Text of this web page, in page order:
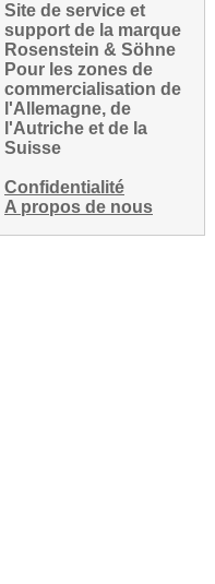
Site de service et
support de la marque
Rosenstein & Söhne
Pour les zones de
commercialisation de
l'Allemagne, de
l'Autriche et de la
Suisse
Confidentialité
A propos de nous